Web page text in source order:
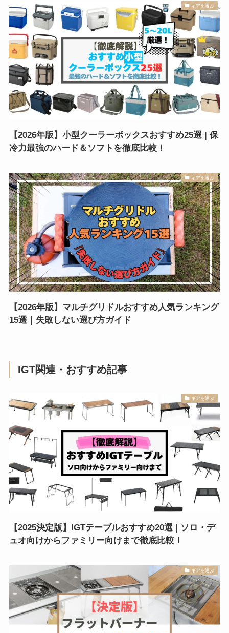
ギアを選ぶ
【2026年版】小型クーラーボックスおすすめ25選 | 保
冷力最強のハード＆ソフトを徹底比較！
ギアを選ぶ
【2026年版】マルチグリドルおすすめ人気ランキング
15選｜失敗しない選び方ガイド
IGT関連・おすすめ記事
ギアを選ぶ
【2025決定版】IGTテーブルおすすめ20選 | ソロ・デ
ュオ向けからファミリー向けまで徹底比較！
ギアを選ぶ